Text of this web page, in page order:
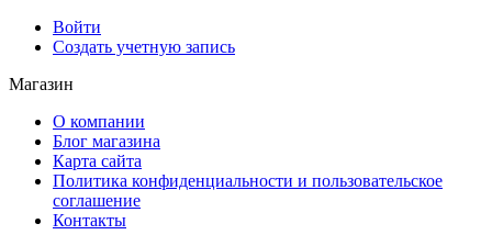
Войти
Создать учетную запись
Магазин
О компании
Блог магазина
Карта сайта
Политика конфиденциальности и пользовательское
соглашение
Контакты